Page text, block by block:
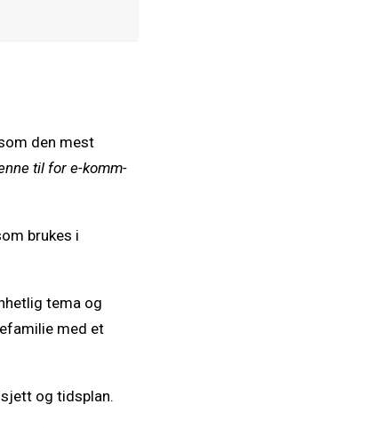
den mest
til for e-komm-
brukes i
tema og
med et
og tidsplan.